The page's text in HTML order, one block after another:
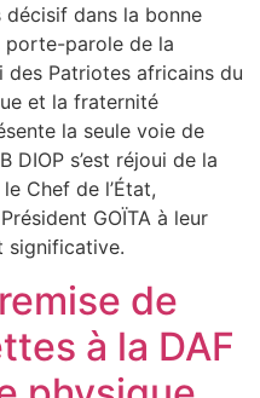
dans la bonne
porte-parole de la
Patriotes africains du
et la fraternité
la seule voie de
DIOP s’est réjoui de la
Chef de l’État,
GOÏTA à leur
significative.
de
à la DAF